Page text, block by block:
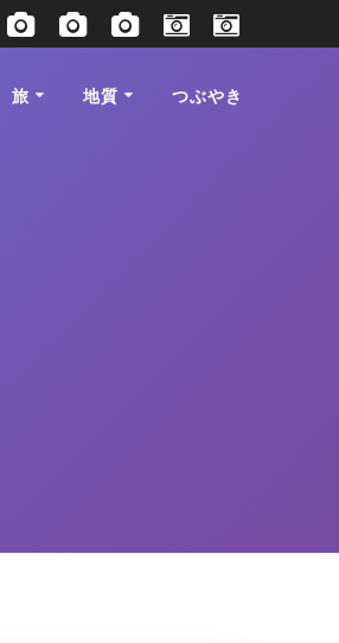
旅 地質 つぶやき